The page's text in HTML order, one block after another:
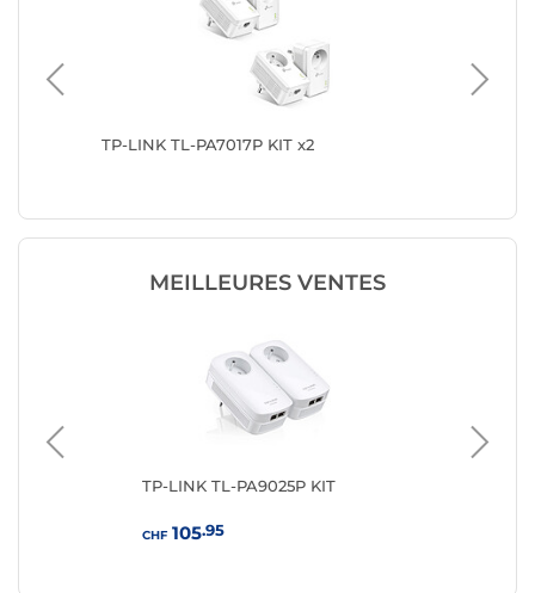
TP-LINK TL-PA7017P KIT x2
MEILLEURES VENTES
TP-LINK TL-PA9025P KIT
CHF105.95